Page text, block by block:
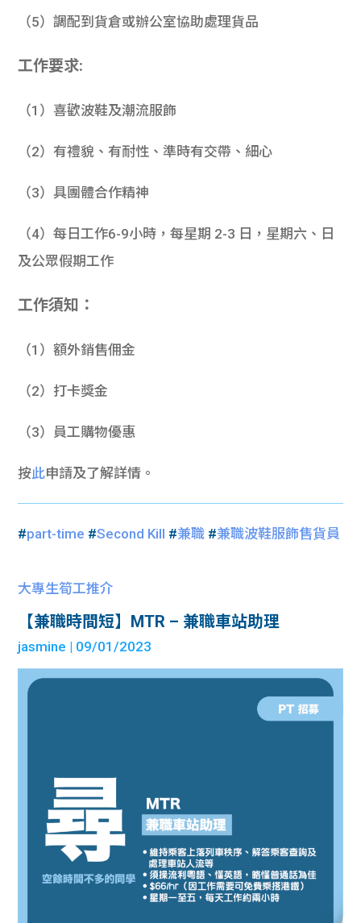
（5）調配到貨倉或辦公室協助處理貨品
工作要求:
（1）喜歡波鞋及潮流服飾
（2）有禮貌、有耐性、準時有交帶、細心
（3）具團體合作精神
（4）每日工作6-9小時，每星期 2-3 日，星期六、日
及公眾假期工作
工作須知：
（1）額外銷售佣金
（2）打卡獎金
（3）員工購物優惠
按此申請及了解詳情。
#part-time #Second Kill #兼職 #兼職波鞋服飾售貨員
大專生筍工推介
【兼職時間短】MTR – 兼職車站助理
jasmine | 09/01/2023